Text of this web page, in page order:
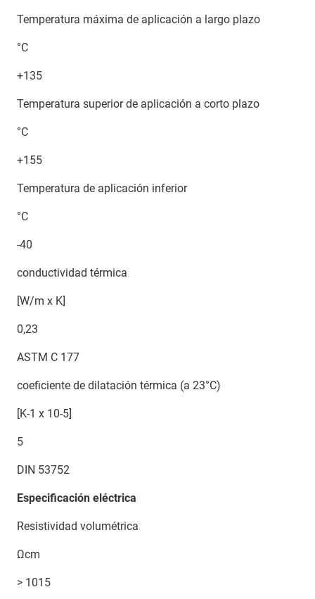
Temperatura máxima de aplicación a largo plazo
°C
+135
Temperatura superior de aplicación a corto plazo
°C
+155
Temperatura de aplicación inferior
°C
-40
conductividad térmica
[W/m x K]
0,23
ASTM C 177
coeficiente de dilatación térmica (a 23°C)
[K-1 x 10-5]
5
DIN 53752
Especificación eléctrica
Resistividad volumétrica
Ωcm
> 1015